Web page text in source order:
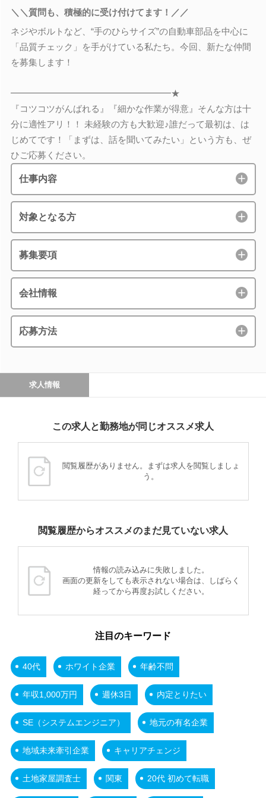
＼＼質問も、積極的に受け付けてます！／／
ネジやボルトなど、“手のひらサイズ”の自動車部品を中心に
「品質チェック」を手がけている私たち。今回、新たな仲間
を募集します！
━━━━━━━━━━━━━━━━━━★
『コツコツがんばれる』『細かな作業が得意』そんな方は十
分に適性アリ！！ 未経験の方も大歓迎♪誰だって最初は、は
じめてです！「まずは、話を聞いてみたい」という方も、ぜ
ひご応募ください。
仕事内容
対象となる方
募集要項
会社情報
応募方法
求人情報
この求人と勤務地が同じオススメ求人
閲覧履歴がありません。まずは求人を閲覧しましょ
う。
閲覧履歴からオススメのまだ見ていない求人
情報の読み込みに失敗しました。
画面の更新をしても表示されない場合は、しばらく
経ってから再度お試しください。
注目のキーワード
40代 ホワイト企業 年齢不問
年収1,000万円 週休3日 内定とりたい
SE（システムエンジニア） 地元の有名企業
地域未来牽引企業 キャリアチェンジ
土地家屋調査士 関東 20代 初めて転職